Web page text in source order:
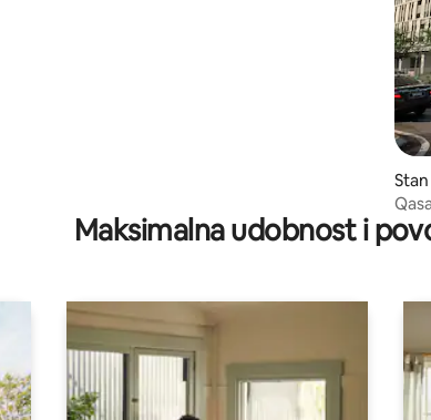
u
Maksimalna udobnost i